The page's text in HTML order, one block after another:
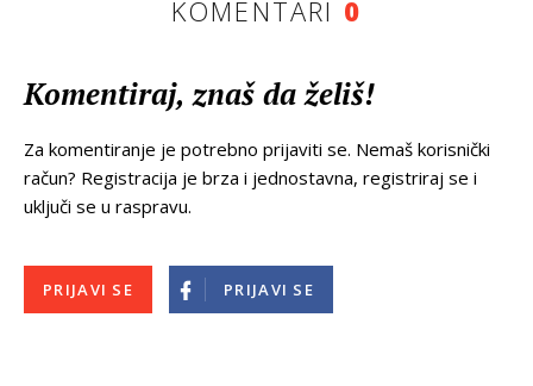
KOMENTARI 0
Komentiraj, znaš da želiš!
Za komentiranje je potrebno prijaviti se. Nemaš korisnički
račun? Registracija je brza i jednostavna, registriraj se i
uključi se u raspravu.
PRIJAVI SE PRIJAVI SE